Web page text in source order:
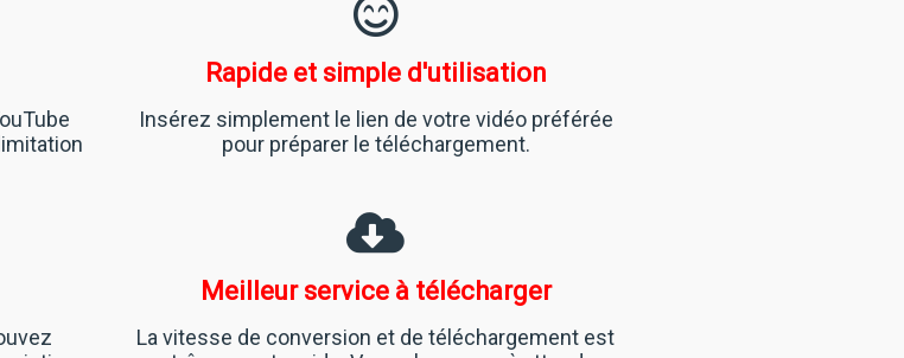
Rapide et simple d'utilisation
Insérez simplement le lien de votre vidéo préférée
pour préparer le téléchargement.
Meilleur service à télécharger
La vitesse de conversion et de téléchargement est